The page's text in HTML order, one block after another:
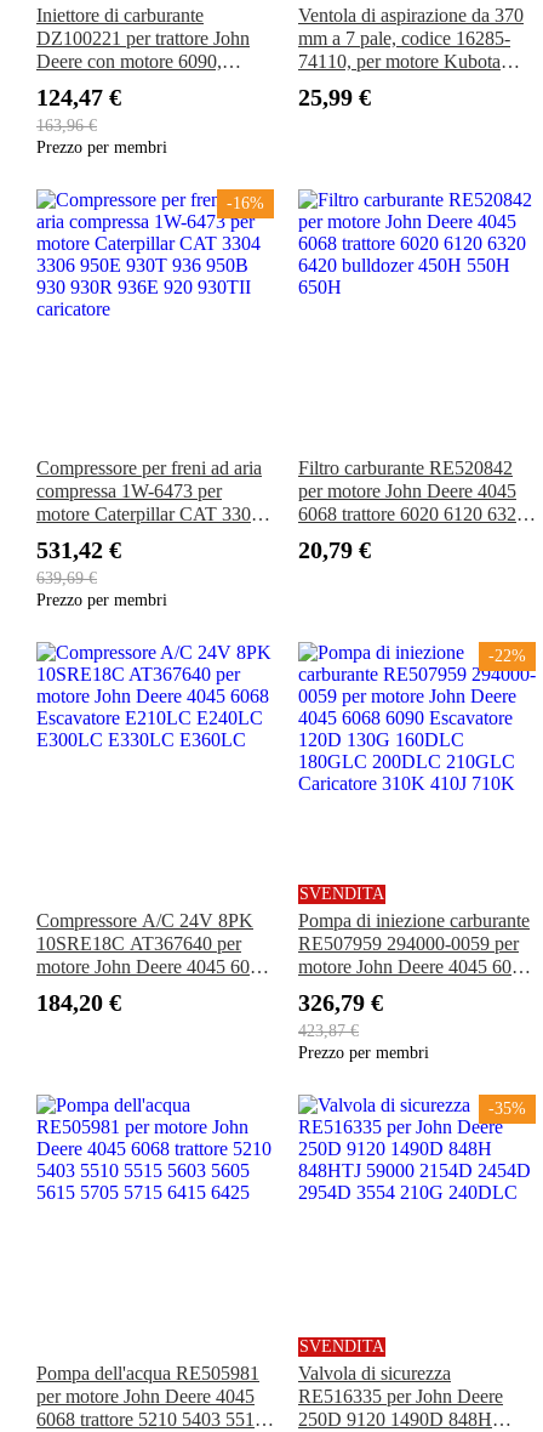
Iniettore di carburante
DZ100221 per trattore John
Deere con motore 6090,
8230, 8330, 8430, 8530, 9230,
8230T, 8270R, 8295R.
124,47 €
163,96 €
Prezzo per membri
Ventola di aspirazione da 370
mm a 7 pale, codice 16285-
74110, per motore Kubota
25,99 €
-16%
Compressore per freni ad aria
compressa 1W-6473 per
motore Caterpillar CAT 3304
930 930R 936E 920 930TII
caricatore
531,42 €
639,69 €
Prezzo per membri
Filtro carburante RE520842
per motore John Deere 4045
6068 trattore 6020 6120 6320
650H
20,79 €
Compressore A/C 24V 8PK
10SRE18C AT367640 per
motore John Deere 4045 6068
E300LC E330LC E360LC
184,20 €
-22%
SVENDITA
Pompa di iniezione carburante
RE507959 294000-0059 per
motore John Deere 4045 6068
160DLC 180GLC 200DLC
210GLC Caricatore 310K
410J 710K
326,79 €
423,87 €
Prezzo per membri
Pompa dell'acqua RE505981
per motore John Deere 4045
6068 trattore 5210 5403 5510
-35%
SVENDITA
Valvola di sicurezza
RE516335 per John Deere
250D 9120 1490D 848H